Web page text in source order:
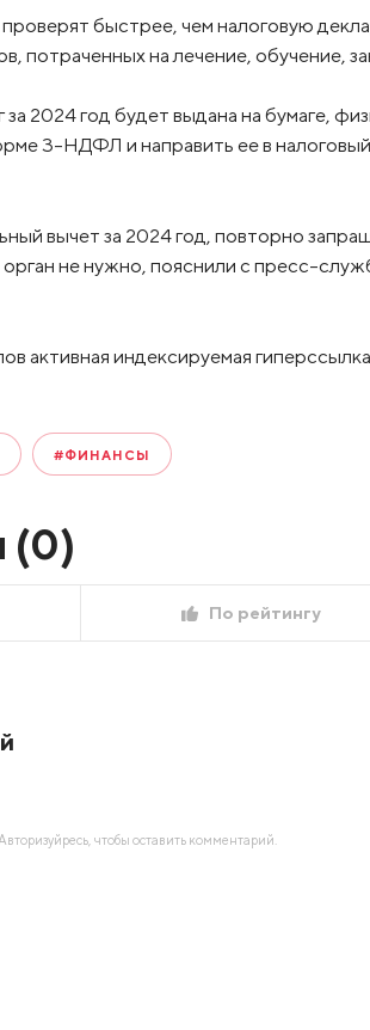
быстрее, чем налоговую
потраченных на лечение, обучение,
за 2024 год будет выдана на бумаге,
3-НДФЛ и направить ее в
вычет за 2024 год, повторно
орган не нужно, пояснили с пресс-
активная индексируемая
#ФИНАНСЫ
(0)
По рейтингу
Авторизуйресь, чтобы оставить комментарий.